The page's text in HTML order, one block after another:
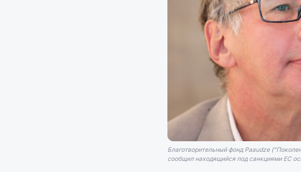
Благотворительный фонд Paaudze
сообщил находящийся под санкциями ЕС